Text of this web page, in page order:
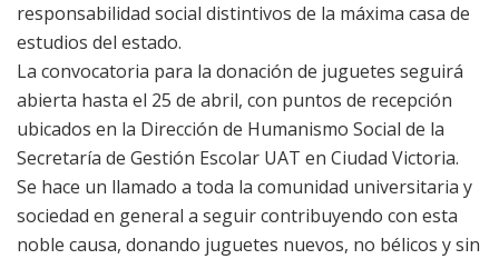
responsabilidad social distintivos de la máxima casa de
estudios del estado.
La convocatoria para la donación de juguetes seguirá
abierta hasta el 25 de abril, con puntos de recepción
ubicados en la Dirección de Humanismo Social de la
Secretaría de Gestión Escolar UAT en Ciudad Victoria.
Se hace un llamado a toda la comunidad universitaria y
sociedad en general a seguir contribuyendo con esta
noble causa, donando juguetes nuevos, no bélicos y sin